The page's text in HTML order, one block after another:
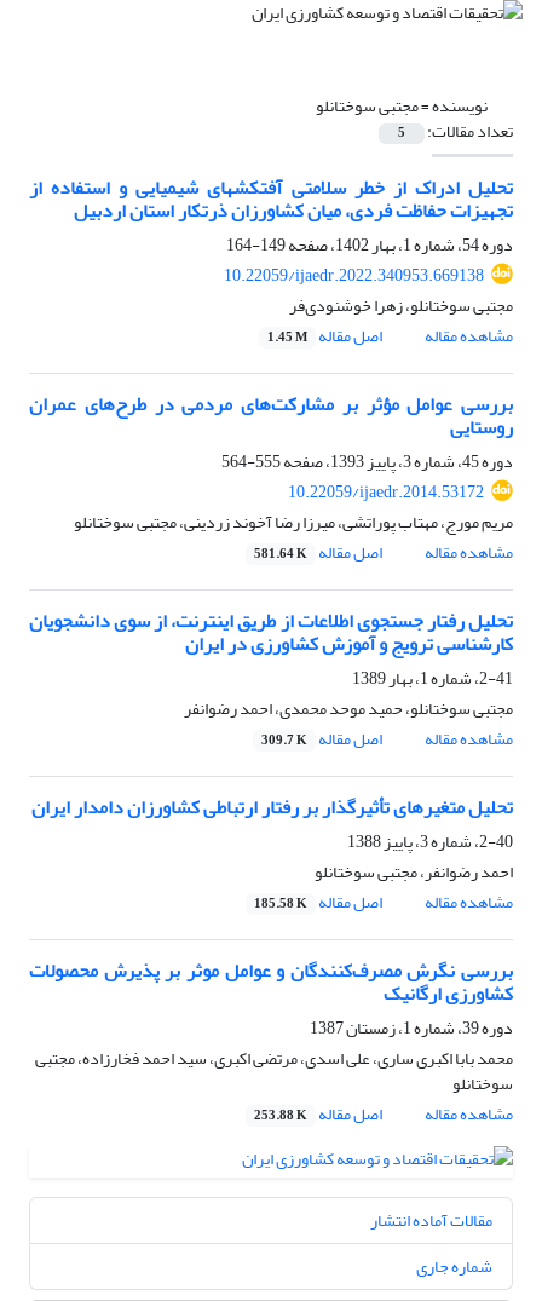
نویسنده =مجتبی سوختانلو
تعداد مقالات: 5
تحلیل ادراک از خطر سلامتی آفت‏کش‏های شیمیایی و استفاده از
تجهیزات حفاظت فردی، میان کشاورزان ذرت‏کار استان اردبیل
دوره 54، شماره 1، بهار 1402، صفحه
149-164
10.22059/ijaedr.2022.340953.669138
مجتبی سوختانلو، زهرا خوشنودی‌فر
مشاهده مقاله
اصل مقاله 1.45 M
بررسی عوامل مؤثر بر مشارکت‌های مردمی در طرح‌های عمران
روستایی
دوره 45، شماره 3، پاییز 1393، صفحه
555-564
10.22059/ijaedr.2014.53172
مریم مورج، مهتاب پوراتشی، میرزا رضا آخوند زردینی، مجتبی سوختانلو
مشاهده مقاله
اصل مقاله 581.64 K
تحلیل رفتار جستجوی اطلاعات از طریق اینترنت، از سوی دانشجویان
کارشناسی ترویج و آموزش کشاورزی در ایران
2-41، شماره 1، بهار 1389
مجتبی سوختانلو، حمید موحد محمدی، احمد رضوانفر
مشاهده مقاله
اصل مقاله 309.7 K
تحلیل متغیرهای تأثیرگذار بر رفتار ارتباطی کشاورزان دامدار ایران
2-40، شماره 3، پاییز 1388
احمد رضوانفر، مجتبی سوختانلو
مشاهده مقاله
اصل مقاله 185.58 K
بررسی نگرش مصرف‌کنندگان و عوامل موثر بر پذیرش محصولات
کشاورزی ارگانیک
دوره 39، شماره 1، زمستان 1387
محمد بابا اکبری ساری، علی اسدی، مرتضی اکبری، سید احمد فخارزاده، مجتبی
سوختانلو
مشاهده مقاله
اصل مقاله 253.88 K
مقالات آماده انتشار
شماره جاری